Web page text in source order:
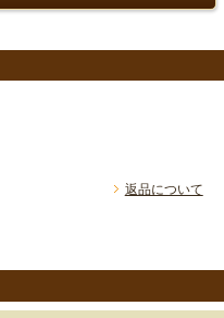
返品について